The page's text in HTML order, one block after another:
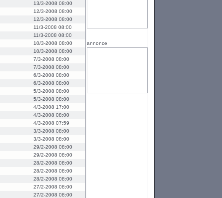
13/3-2008 08:00
12/3-2008 08:00
12/3-2008 08:00
11/3-2008 08:00
11/3-2008 08:00
10/3-2008 08:00
10/3-2008 08:00
7/3-2008 08:00
7/3-2008 08:00
6/3-2008 08:00
6/3-2008 08:00
5/3-2008 08:00
5/3-2008 08:00
4/3-2008 17:00
4/3-2008 08:00
4/3-2008 07:59
3/3-2008 08:00
3/3-2008 08:00
29/2-2008 08:00
29/2-2008 08:00
28/2-2008 08:00
28/2-2008 08:00
28/2-2008 08:00
27/2-2008 08:00
27/2-2008 08:00
annonce